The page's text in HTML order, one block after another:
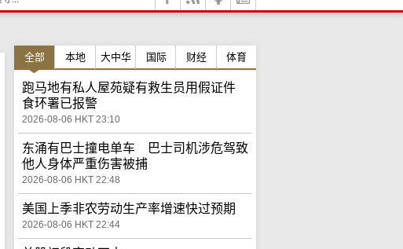
全部 本地 大中华 国际 财经 体育
跑马地有私人屋苑疑有救生员用假证件
食环署已报警
2026-08-06 HKT 23:10
东涌有巴士撞电单车 巴士司机涉危驾致
他人身体严重伤害被捕
2026-08-06 HKT 22:48
美国上季非农劳动生产率增速快过预期
2026-08-06 HKT 22:44